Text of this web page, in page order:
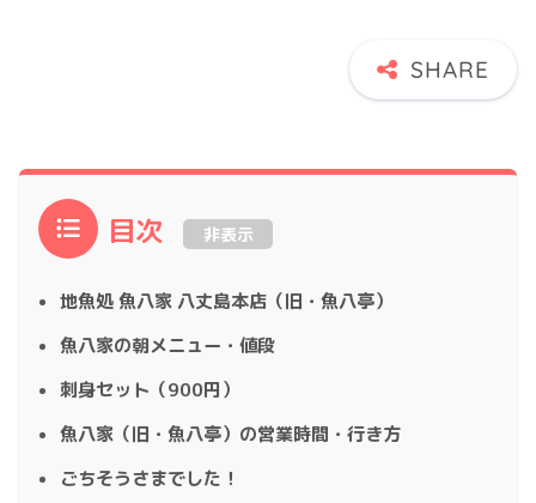
目次 非表示
地魚処 魚八家 八丈島本店（旧・魚八亭）
魚八家の朝メニュー・値段
刺身セット（900円）
魚八家（旧・魚八亭）の営業時間・行き方
ごちそうさまでした！